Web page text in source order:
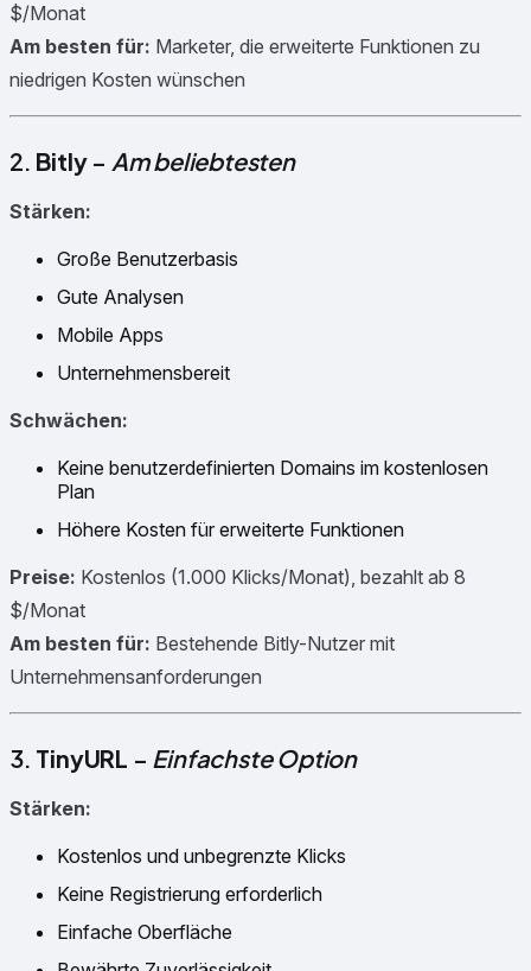
$/Monat
Am besten für: Marketer, die erweiterte Funktionen zu
niedrigen Kosten wünschen
2. Bitly– Am beliebtesten
Stärken:
Große Benutzerbasis
Gute Analysen
Mobile Apps
Unternehmensbereit
Schwächen:
Keine benutzerdefinierten Domains im kostenlosen
Plan
Höhere Kosten für erweiterte Funktionen
Preise: Kostenlos (1.000 Klicks/Monat), bezahlt ab 8
$/Monat
Am besten für: Bestehende Bitly-Nutzer mit
Unternehmensanforderungen
3. TinyURL – Einfachste Option
Stärken:
Kostenlos und unbegrenzte Klicks
Keine Registrierung erforderlich
Einfache Oberfläche